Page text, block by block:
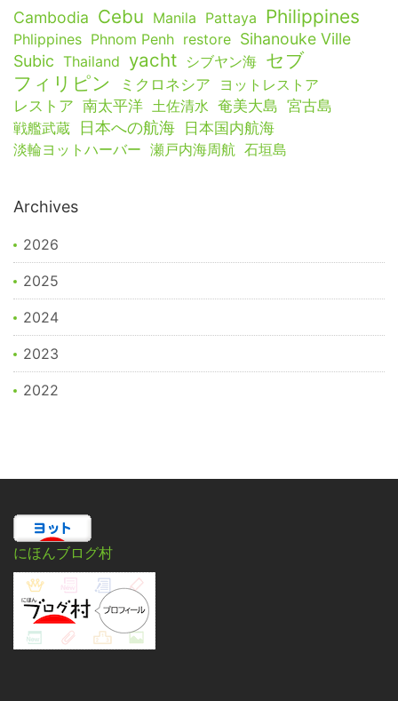
Cambodia Cebu Manila Pattaya Philippines
Phlippines Phnom Penh restore Sihanouke Ville
Subic Thailand yacht シブヤン海 セブ
フィリピン ミクロネシア
ヨットレストア
レストア 南太平洋 土佐清水 奄美大島 宮古島
戦艦武蔵 日本への航海 日本国内航海
淡輪ヨットハーバー 瀬戸内海周航 石垣島
Archives
2026
2025
2024
2023
2022
にほんブログ村